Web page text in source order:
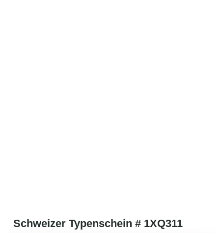
Schweizer Typenschein # 1XQ311